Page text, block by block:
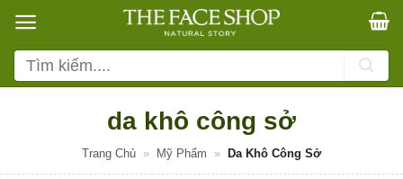
qua
nội
dung
Tìm
kiếm:
da khô công sở
Trang Chủ » Mỹ Phẩm » Da Khô Công Sở